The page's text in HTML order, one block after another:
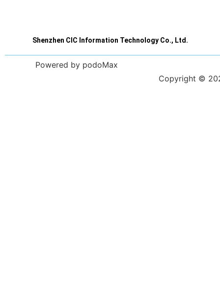
Shenzhen CIC Information Technology Co., Ltd.
Powered by podoMax
Copyright ©